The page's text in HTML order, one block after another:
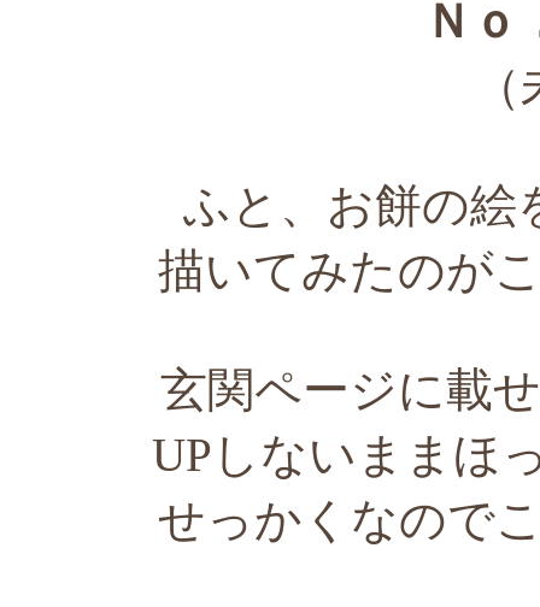
Ｎ
ふと、お餅の絵
描いてみたのが
玄関ページに載
UPしないままほ
せっかくなので